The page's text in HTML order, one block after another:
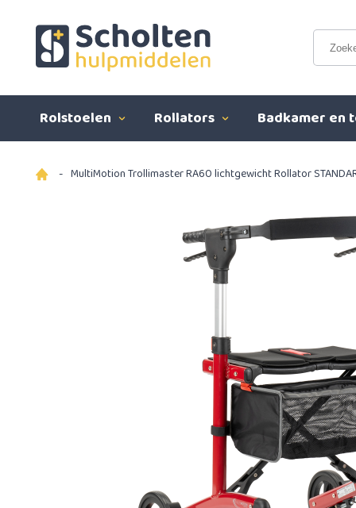
Rolstoelen Rollators Badkamer en
- MultiMotion Trollimaster RA60 lichtgewicht Rollator